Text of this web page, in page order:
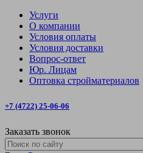
Услуги
О компании
Условия оплаты
Условия доставки
Вопрос-ответ
Юр. Лицам
Оптовка стройматериалов
+7 (4722) 25-06-06
Заказать звонок